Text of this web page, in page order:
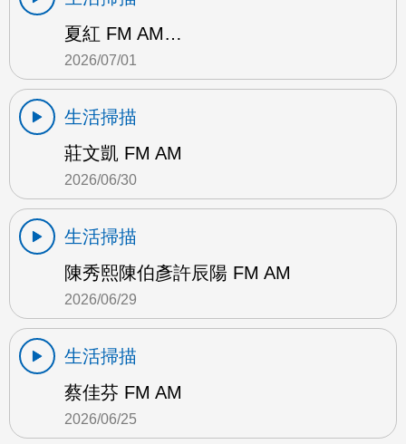
夏紅 FM AM…
2026/07/01
生活掃描
莊文凱 FM AM
2026/06/30
生活掃描
陳秀熙陳伯彥許辰陽 FM AM
2026/06/29
生活掃描
蔡佳芬 FM AM
2026/06/25